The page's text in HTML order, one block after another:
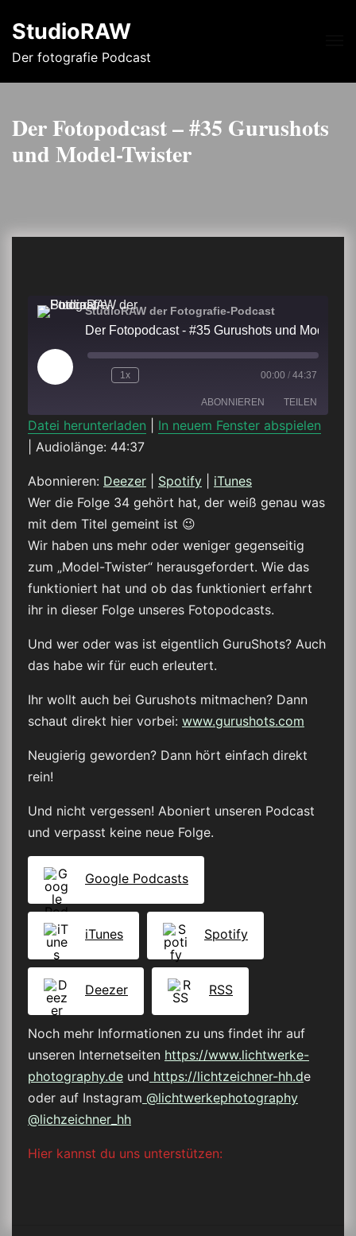
StudioRAW
Der fotografie Podcast
Der Fotopodcast – #35 Gurushots
und Model-Twister
StudioRAW der Fotografie-Podcast
Play
Episode
1x 00:00 / 44:37
ABONNIEREN TEILEN
Deezer
RSS FEED
TEILEN
LINK
EMBED
Datei herunterladen
In neuem Fenster abspielen
Audiolänge: 44:37
Abonnieren: Deezer Spotify
iTunes
Wer die Folge 34 gehört hat, der weiß genau was
mit dem Titel gemeint ist 😉
Wir haben uns mehr oder weniger gegenseitig
zum „Model-Twister“ herausgefordert. Wie das
funktioniert hat und ob das funktioniert erfahrt
ihr in dieser Folge unseres Fotopodcasts.
Und wer oder was ist eigentlich GuruShots? Auch
das habe wir für euch erleutert.
Ihr wollt auch bei Gurushots mitmachen? Dann
schaut direkt hier vorbei: www.gurushots.com
Neugierig geworden? Dann hört einfach direkt
rein!
Und nicht vergessen! Aboniert unseren Podcast
und verpasst keine neue Folge.
Google Podcasts
iTunes Spotify
Deezer RSS
Noch mehr Informationen zu uns findet ihr auf
unseren Internetseiten https://www.lichtwerke-
photography.de und https://lichtzeichner-hh.de
oder auf Instagram @lichtwerkephotography
@lichzeichner_hh
Hier kannst du uns unterstützen: